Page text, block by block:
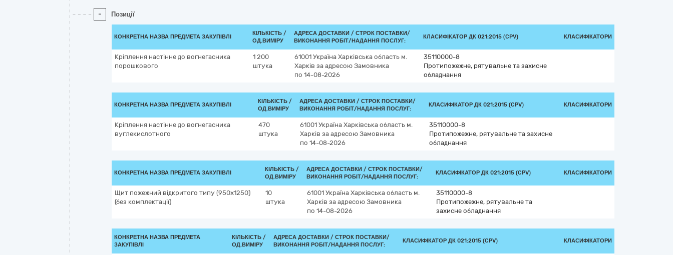
- Позиції
КОНКРЕТНА НАЗВА ПРЕДМЕТА ЗАКУПІВЛІ
КІЛЬКІСТЬ /
ОД.ВИМІРУ
АДРЕСА ДОСТАВКИ / СТРОК ПОСТАВКИ/
ВИКОНАННЯ РОБІТ/НАДАННЯ ПОСЛУГ:
КЛАСИФІКАТОР ДК 021:2015 (CPV) КЛАСИФІКАТОРИ
Кріплення настінне до вогнегасника
порошкового
1 200
штука
61001 Україна Харківська область м.
Харків за адресою Замовника
по 14-08-2026
35110000-8
Протипожежне, рятувальне та захисне
обладнання
КОНКРЕТНА НАЗВА ПРЕДМЕТА ЗАКУПІВЛІ
КІЛЬКІСТЬ /
ОД.ВИМІРУ
АДРЕСА ДОСТАВКИ / СТРОК ПОСТАВКИ/
ВИКОНАННЯ РОБІТ/НАДАННЯ ПОСЛУГ:
КЛАСИФІКАТОР ДК 021:2015 (CPV) КЛАСИФІКАТОРИ
Кріплення настінне до вогнегасника
вуглекислотного
470
штука
61001 Україна Харківська область м.
Харків за адресою Замовника
по 14-08-2026
35110000-8
Протипожежне, рятувальне та захисне
обладнання
КОНКРЕТНА НАЗВА ПРЕДМЕТА ЗАКУПІВЛІ
КІЛЬКІСТЬ /
ОД.ВИМІРУ
АДРЕСА ДОСТАВКИ / СТРОК ПОСТАВКИ/
ВИКОНАННЯ РОБІТ/НАДАННЯ ПОСЛУГ:
КЛАСИФІКАТОР ДК 021:2015 (CPV) КЛАСИФІКАТОРИ
Щит пожежний відкритого типу (950х1250)
(без комплектації)
10
штука
61001 Україна Харківська область м.
Харків за адресою Замовника
по 14-08-2026
35110000-8
Протипожежне, рятувальне та
захисне обладнання
КОНКРЕТНА НАЗВА ПРЕДМЕТА
ЗАКУПІВЛІ
КІЛЬКІСТЬ /
ОД.ВИМІРУ
АДРЕСА ДОСТАВКИ / СТРОК ПОСТАВКИ/
ВИКОНАННЯ РОБІТ/НАДАННЯ ПОСЛУГ:
КЛАСИФІКАТОР ДК 021:2015 (CPV) КЛАСИФІКАТОРИ